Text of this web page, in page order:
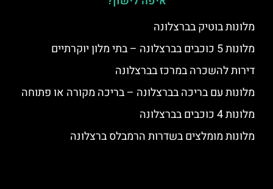
מלונות בוטיק בברצלונה
מלונות 5 כוכבים בברצלונה – בתי מלון יוקרתיים
דירות להשכרה במרכז בברצלונה
מלונות עם בריכה בברצלונה – בריכה מקורה או פתוחה
מלונות 4 כוכבים בברצלונה
מלונות מומלצים בשדרות הרמבלס ברצלונה